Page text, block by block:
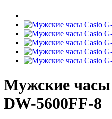
Мужские часы
DW-5600FF-8